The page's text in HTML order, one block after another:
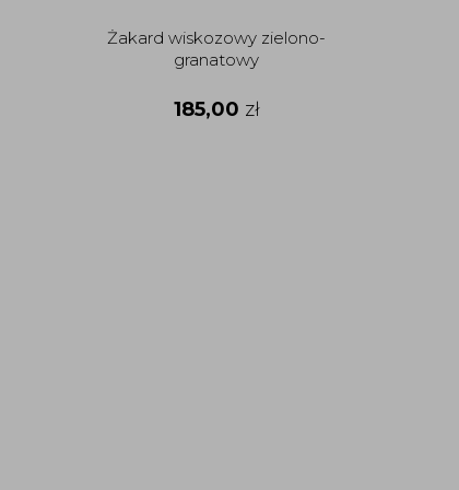
Żakard wiskozowy zielono-
granatowy
185,00 zł